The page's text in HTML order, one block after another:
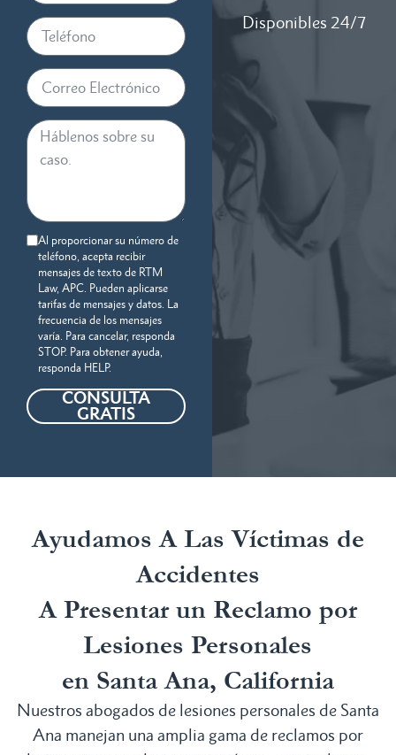
Al proporcionar su número de
teléfono, acepta recibir
mensajes de texto de RTM
Law, APC. Pueden aplicarse
tarifas de mensajes y datos. La
frecuencia de los mensajes
varía. Para cancelar, responda
STOP. Para obtener ayuda,
responda HELP.
CONSULTA
GRATIS
Disponibles 24/7
Ayudamos A Las Víctimas de
Accidentes
A Presentar un Reclamo por
Lesiones Personales
en Santa Ana, California
Nuestros abogados de lesiones personales de Santa
Ana manejan una amplia gama de reclamos por